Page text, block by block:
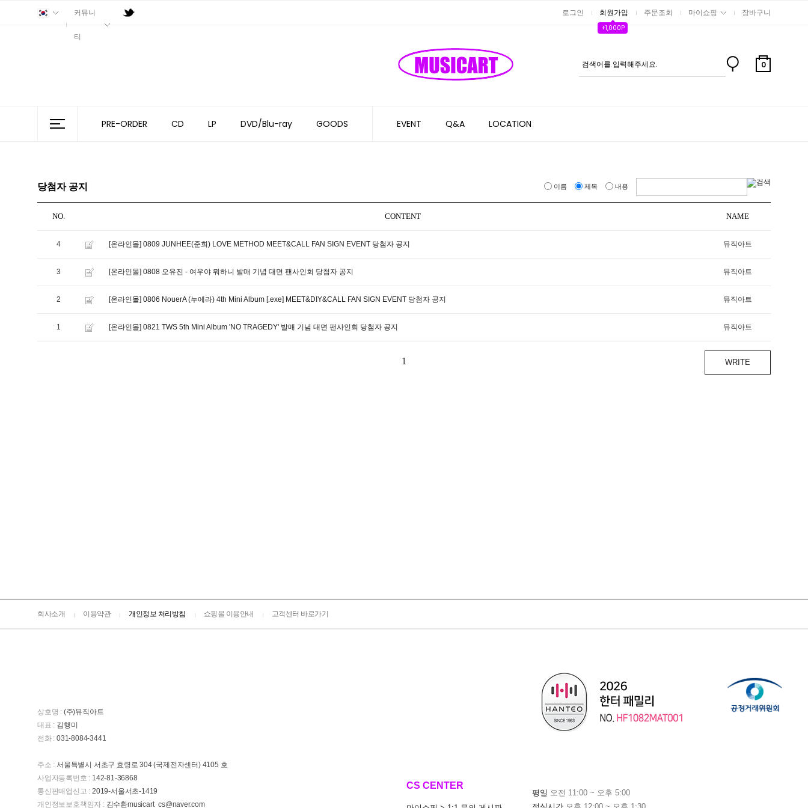
커뮤니
티
로그인 회원가입
+1,000P
주문조회 마이쇼핑 장바구니
0
PRE-ORDER CD LP DVD/Blu-ray GOODS EVENT Q&A LOCATION
당첨자 공지 이름 제목 내용
NO. CONTENT NAME
4 [온라인몰] 0809 JUNHEE(준희) LOVE METHOD MEET&CALL FAN SIGN EVENT 당첨자 공지 뮤직아트
3 [온라인몰] 0808 오유진 - 여우야 뭐하니 발매 기념 대면 팬사인회 당첨자 공지 뮤직아트
2 [온라인몰] 0806 NouerA (누에라) 4th Mini Album [.exe] MEET&DIY&CALL FAN SIGN EVENT 당첨자 공지 뮤직아트
1 [온라인몰] 0821 TWS 5th Mini Album 'NO TRAGEDY' 발매 기념 대면 팬사인회 당첨자 공지 뮤직아트
WRITE
1
회사소개 이용약관 개인정보 처리방침 쇼핑몰 이용안내 고객센터 바로가기
상호명 : (주)뮤직아트
대표 : 김행미
전화 : 031-8084-3441
주소 : 서울특별시 서초구 효령로 304 (국제전자센터) 4105 호
사업자등록번호 : 142-81-36868
통신판매업신고 :2019-서울서초-1419
개인정보보호책임자 :김수환musicart_cs@naver.com
평일 오전 11:00 ~ 오후 5:00
CS CENTER